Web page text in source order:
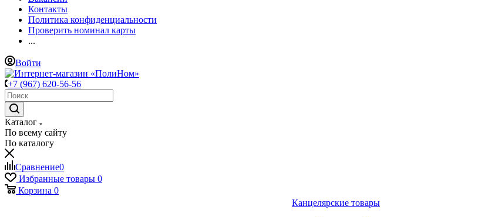
Контакты
Политика конфиденциальности
Проверить номинал карты
...
Войти
+7 (967) 620-56-56
Каталог
По всему сайту
По каталогу
Сравнение0
Избранные товары 0
Корзина 0
Канцелярские товары